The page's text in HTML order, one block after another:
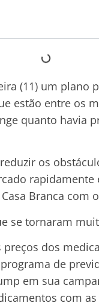
(11) um plano
estão entre os
quanto havia
os
rapidamente
Branca com
se tornaram
dos
de
em sua
com